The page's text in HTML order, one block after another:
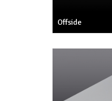
Offside